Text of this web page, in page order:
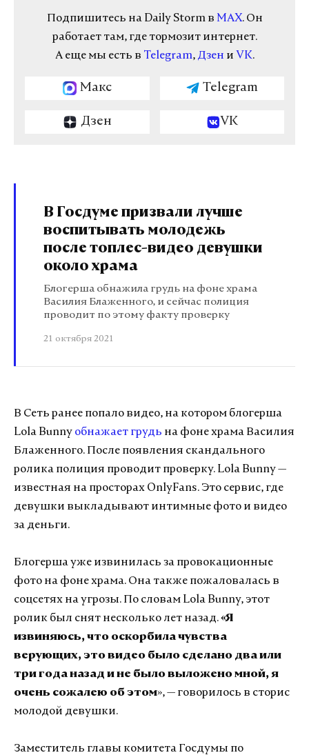
Подпишитесь на Daily Storm в MAX. Он
работает там, где тормозит интернет.
А еще мы есть в Telegram, Дзен и VK.
Макс Telegram
Дзен VK
В Госдуме призвали лучше
воспитывать молодежь
после топлес-видео девушки
около храма
Блогерша обнажила грудь на фоне храма
Василия Блаженного, и сейчас полиция
проводит по этому факту проверку
21 октября 2021
В Сеть ранее попало видео, на котором блогерша
Lola Bunny обнажает грудь на фоне храма Василия
Блаженного. После появления скандального
ролика полиция проводит проверку. Lola Bunny —
известная на просторах OnlyFans. Это сервис, где
девушки выкладывают интимные фото и видео
за деньги.
Блогерша уже извинилась за провокационные
фото на фоне храма. Она также пожаловалась в
соцсетях на угрозы. По словам Lola Bunny, этот
ролик был снят несколько лет назад.«Я
извиняюсь, что оскорбила чувства
верующих, это видео было сделано два или
три года назад и не было выложено мной, я
очень сожалею об этом», — говорилось в сторис
молодой девушки.
Заместитель главы комитета Госдумы по